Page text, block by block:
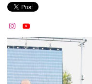
 